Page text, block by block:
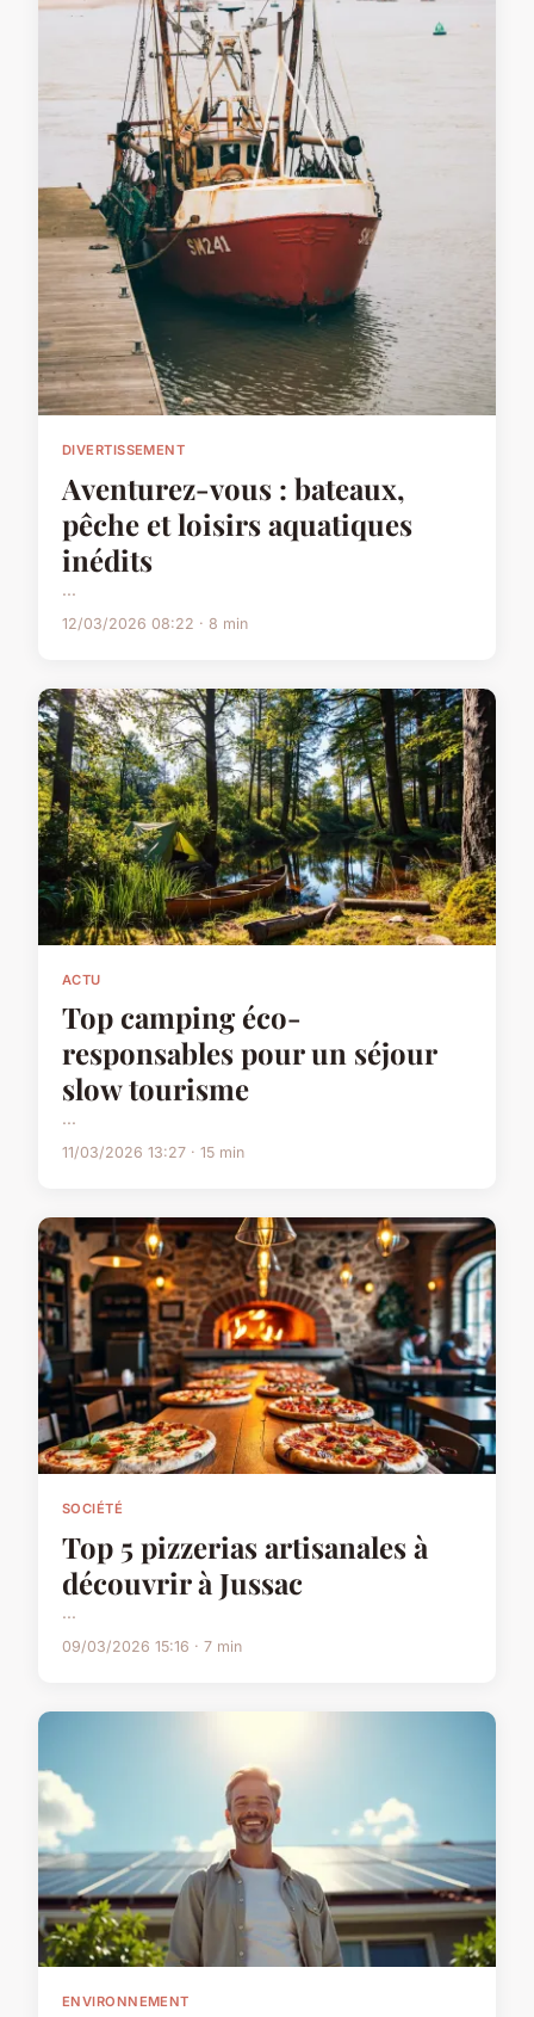
DIVERTISSEMENT
Aventurez-vous : bateaux,
pêche et loisirs aquatiques
inédits
...
12/03/2026 08:22 · 8 min
ACTU
Top camping éco-
responsables pour un séjour
slow tourisme
...
11/03/2026 13:27 · 15 min
SOCIÉTÉ
Top 5 pizzerias artisanales à
découvrir à Jussac
...
09/03/2026 15:16 · 7 min
ENVIRONNEMENT